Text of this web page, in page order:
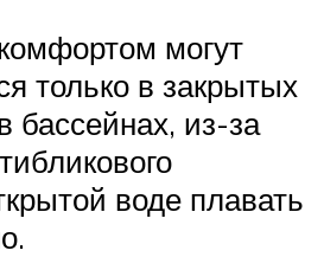
могут
только в закрытых
бассейнах, из-за
воде плавать